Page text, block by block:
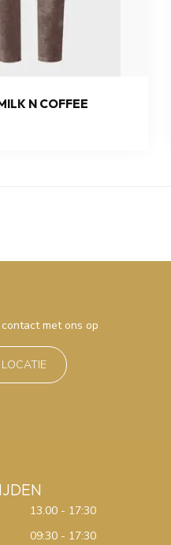
N COFFEE
met ons op
13.00 - 17:30
09:30 - 17:30